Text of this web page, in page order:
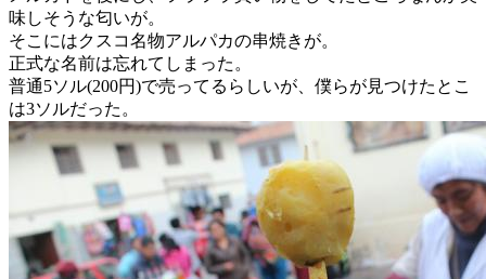
味しそうな匂いが。
そこにはクスコ名物アルパカの串焼きが。
正式な名前は忘れてしまった。
普通5ソル(200円)で売ってるらしいが、僕らが見つけたとこ
は3ソルだった。